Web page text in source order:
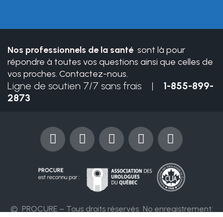
Nos professionnels de la santé sont là pour
répondre à toutes vos questions ainsi que celles de
vos proches. Contactez-nous.
Ligne de soutien 7/7 sans frais | 1-855-899-
2873
© PROCURE – Tous droits réservés No enregistrement:
F
a
e
b
o
Y
o
u
e
I
n
t
a
r
X
-
w
t
L
i
k
e
d
i